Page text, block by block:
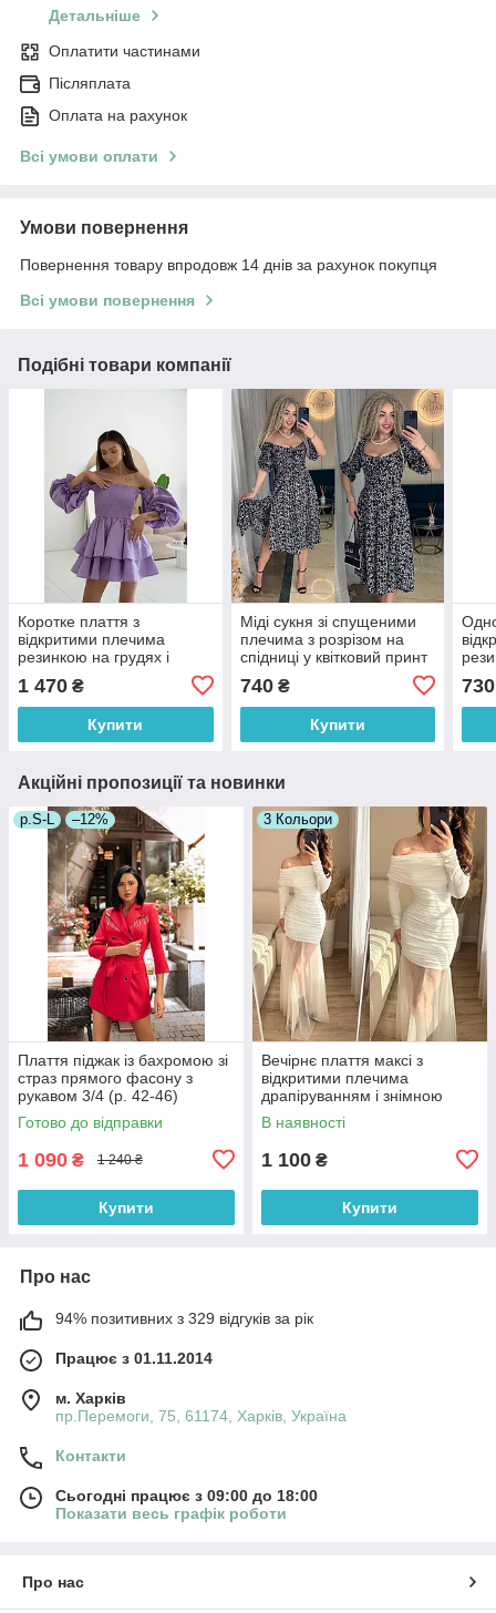
Детальніше
Оплатити частинами
Післяплата
Оплата на рахунок
Всі умови оплати
Умови повернення
Повернення товару впродовж 14 днів за рахунок покупця
Всі умови повернення
Подібні товари компанії
Коротке плаття з
відкритими плечима
резинкою на грудях і
спідницею (р. 42-46)
66035812Q
1 470 ₴
Купити
Міді сукня зі спущеними
плечима з розрізом на
спідниці у квітковий принт
740₴
Купити
730
Акційні пропозиції та новинки
р.S-L –12%
Плаття піджак із бахромою зі
страз прямого фасону з
рукавом 3/4 (р. 42-46)
66032050Qr
Готово до відправки
1 090 ₴ 1 240 ₴
Купити
3 Кольори
Вечірнє плаття максі з
відкритими плечима
драпіруванням і знімною
фатиновою спідницею (р. 42-
46) 33036307
В наявності
1 100 ₴
Купити
Про нас
94% позитивних з 329 відгуків за рік
Працює з 01.11.2014
м. Харків
пр.Перемоги, 75, 61174, Харків, Україна
Контакти
Сьогодні працює з 09:00 до 18:00
Показати весь графік роботи
Про нас